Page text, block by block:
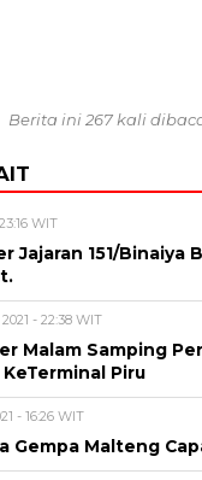
Berita ini 267 kali
WIT
Jajaran 151/Binaiya
- 22:38 WIT
Malam Samping
Piru
- 16:26 WIT
Gempa Malteng